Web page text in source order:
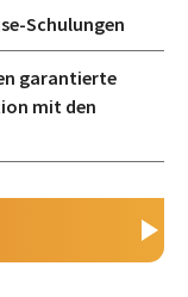
Schulungen
garantierte
mit den